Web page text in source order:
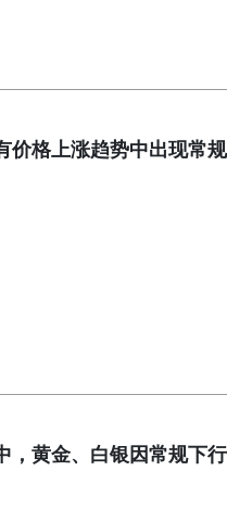
价格上涨趋势中出现常
，黄金、白银因常规下